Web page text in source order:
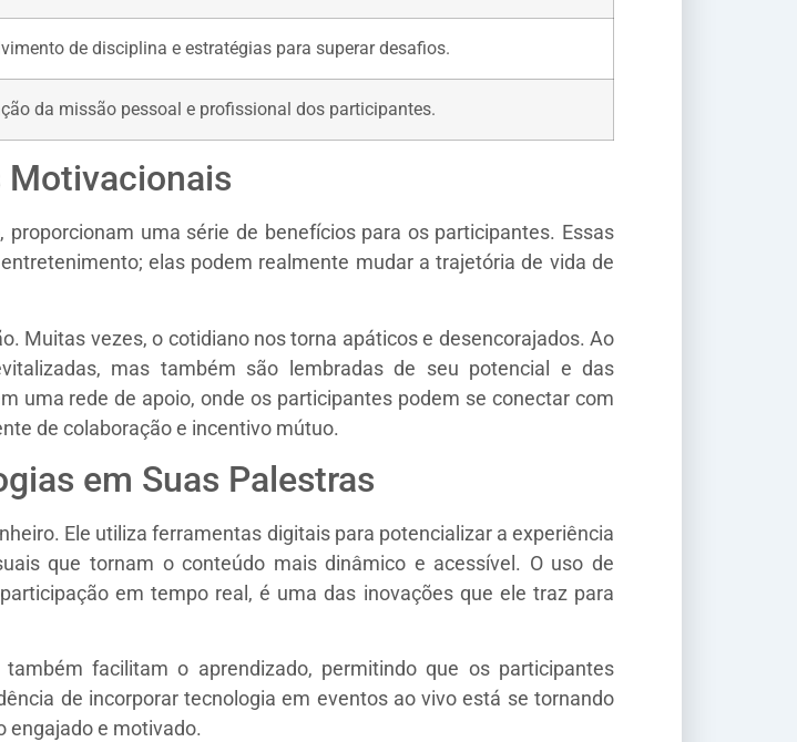
de disciplina e estratégias para superar desafios.
da missão pessoal e profissional dos participantes.
Motivacionais
uma série de benefícios para os participantes. Essas
elas podem realmente mudar a trajetória de vida de
Muitas vezes, o cotidiano nos torna apáticos e desencorajados. Ao
mas também são lembradas de seu potencial e das
uma rede de apoio, onde os participantes podem se conectar com
de colaboração e incentivo mútuo.
em Suas Palestras
Ele utiliza ferramentas digitais para potencializar a experiência
que tornam o conteúdo mais dinâmico e acessível. O uso de
em tempo real, é uma das inovações que ele traz para
facilitam o aprendizado, permitindo que os participantes
de incorporar tecnologia em eventos ao vivo está se tornando
engajado e motivado.